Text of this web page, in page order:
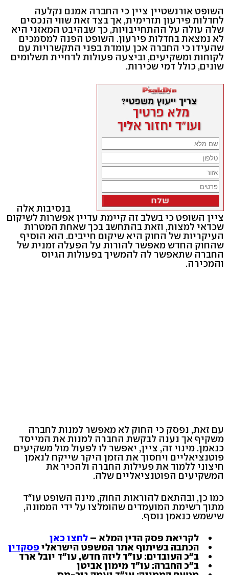
השופט אורנשטיין ציין כי החברה אמנם נקלעה
לחדלות פירעון תזרימית, אך בצד זאת שווי הנכסים
שלה עולה על ההתחייבויות, כך שבהיבט המאזני היא
לא נמצאת בחדלות פירעון. השופט הפנה למסמכים
שהעידו כי החברה אכן עומדת בפני התקשרויות עם
לקוחות ומשקיעים, וביצעה פעולות לדחיית תשלומים
שונים, כולל דמי שכירות.
בנסיבות אלה
ציין השופט כי בשלב זה קיימת עדיין אפשרות לשיקום
שכדאי למצות, וזאת בהתחשב בכך שאחת המטרות
העיקריות של החוק היא שיקום חייבים. הוא הוסיף
שהחוק החדש מאפשר להורות על הפעלה זמנית של
החברה שתאפשר לה להמשיך בפעולות הגיוס
והמכירה.
עם זאת, נפסק כי החוק לא מאפשר למנות לחברה
משקיף אך נענה לבקשת החברה למנות את המייסד
כנאמן. מינוי זה, ציין, יאפשר לו לפעול מול משקיעים
פוטנציאליים ויחסוך את הזמן היקר שייקח לנאמן
חיצוני ללמוד את פעילות החברה ולהכיר את
המשקיעים הפוטנציאליים שלה.
כמו כן, ובהתאם להוראות החוק, מינה השופט עו"ד
מתוך רשימת המועמדים שהומלצו על ידי הממונה,
שישמש כנאמן נוסף.
לקריאת פסק הדין המלא –לחצו כאן
הכתבה בשיתוף אתר המשפט הישראליפסקדין
ב"כ העובדים: עו"ד ליזה חדש, עו"ד יובל ארד
ב"כ החברה: עו"ד מימון אביטן